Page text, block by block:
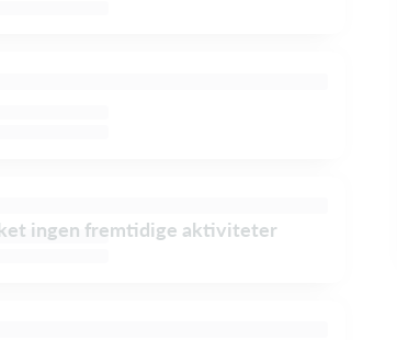
ingen fremtidige aktiviteter